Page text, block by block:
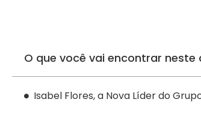
O que você vai encontrar neste
Isabel Flores, a Nova Líder do